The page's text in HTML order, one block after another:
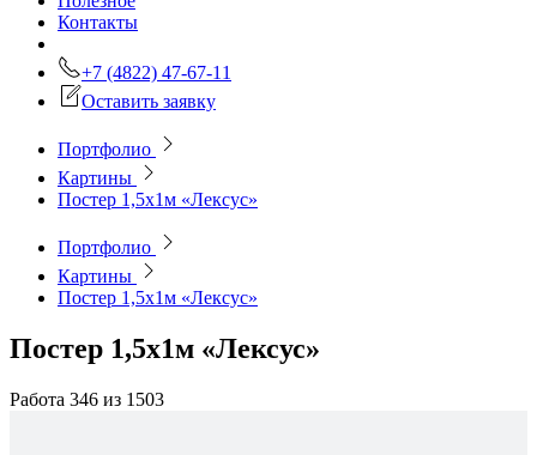
Контакты
+7 (4822) 47-67-11
Оставить заявку
Портфолио
Картины
Постер 1,5х1м «Лексус»
Портфолио
Картины
Постер 1,5х1м «Лексус»
Постер 1,5х1м «Лексус»
Работа 346 из 1503